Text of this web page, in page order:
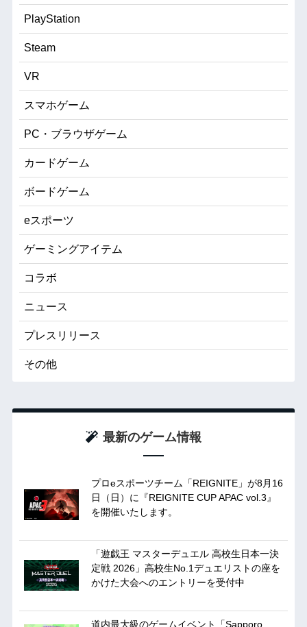
PlayStation
Steam
VR
スマホゲーム
PC・ブラウザゲーム
カードゲーム
ボードゲーム
eスポーツ
ゲーミングアイテム
コラボ
ニュース
プレスリリース
その他
最新のゲーム情報
プロeスポーツチーム「REIGNITE」が8月16
日（日）に『REIGNITE CUP APAC vol.3』
を開催いたします。
「遊戯王 マスターデュエル 高校生日本一決
定戦 2026」高校生No.1デュエリストの座を
かけた大会へのエントリーを受付中
道内最大級のゲームイベント「Sapporo